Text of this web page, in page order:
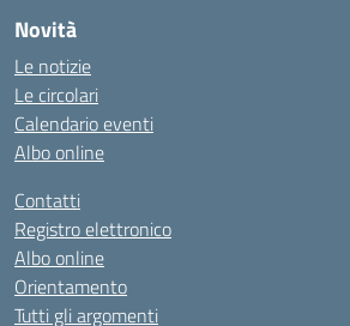
Novità
Le notizie
Le circolari
Calendario eventi
Albo online
Contatti
Registro elettronico
Albo online
Orientamento
Tutti gli argomenti